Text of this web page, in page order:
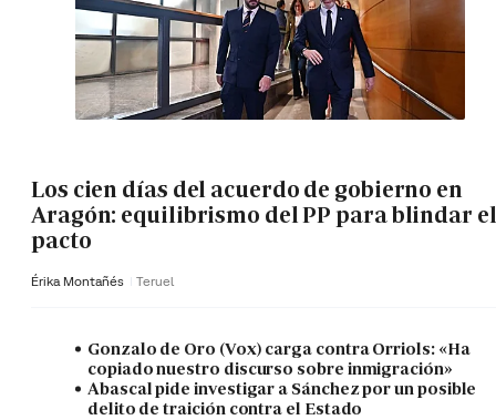
Los cien días del acuerdo de gobierno en
Aragón: equilibrismo del PP para blindar el
pacto
Érika Montañés Teruel
Gonzalo de Oro (Vox) carga contra Orriols: «Ha
copiado nuestro discurso sobre inmigración»
Abascal pide investigar a Sánchez por un posible
delito de traición contra el Estado